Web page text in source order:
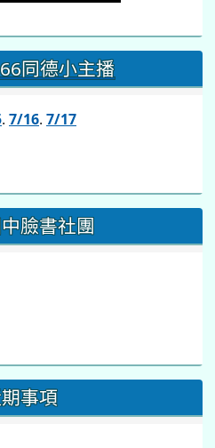
同德小主播
. 7/16. 7/17
share/v/1BsLSkstia/
臉書社團
事項